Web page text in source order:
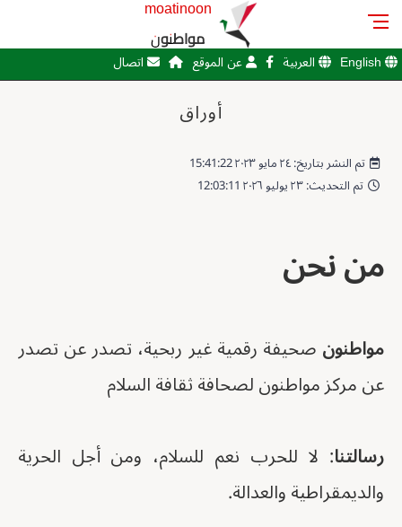
moatinoon
مواطنون
English العربية عن الموقع اتصال
أوراق
تم النشر بتاريخ: ٢٤ مايو ٢٠٢٣ 15:41:22
تم التحديث: ٢٣ يوليو ٢٠٢٦ 12:03:11
من نحن
مواطنونصحيفة رقمية غير ربحية، تصدر عن تصدر
عن مركز مواطنون لصحافة ثقافة السلام
رسالتنا: لا للحرب نعم للسلام، ومن أجل الحرية
والديمقراطية والعدالة.